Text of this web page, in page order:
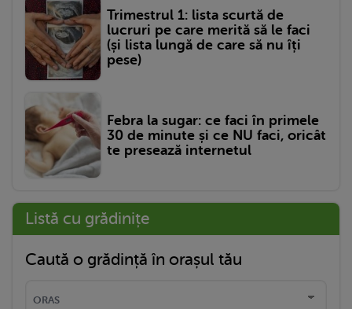
Trimestrul 1: lista scurtă de
lucruri pe care merită să le faci
(și lista lungă de care să nu îți
pese)
Febra la sugar: ce faci în primele
30 de minute și ce NU faci, oricât
te presează internetul
Listă cu grădinițe
Caută o grădință în orașul tău